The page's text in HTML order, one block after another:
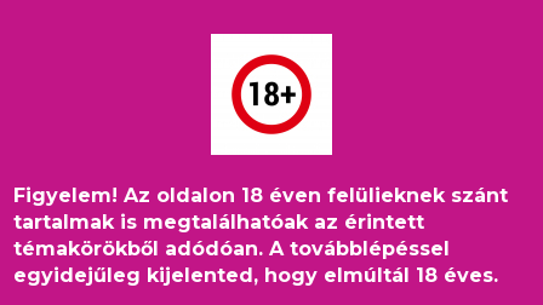
Figyelem! Az oldalon 18 éven felülieknek szánt
tartalmak is megtalálhatóak az érintett
témakörökből adódóan. A továbblépéssel
egyidejűleg kijelented, hogy elmúltál 18 éves.
Morzsa
Címlap /Egészség-Sport /
Visszadobta a transznemű úszó keresetét a
Sportdöntőbíróság